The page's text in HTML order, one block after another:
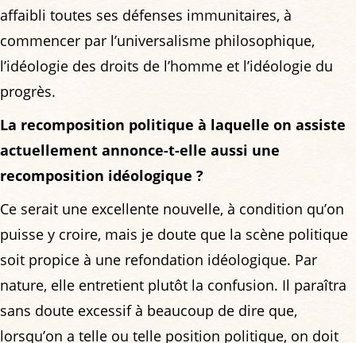
affaibli toutes ses défenses immunitaires, à
commencer par l’universalisme philosophique,
l’idéologie des droits de l’homme et l’idéologie du
progrès.
La recomposition politique à laquelle on assiste
actuellement annonce-t-elle aussi une
recomposition idéologique ?
Ce serait une excellente nouvelle, à condition qu’on
puisse y croire, mais je doute que la scène politique
soit propice à une refondation idéologique. Par
nature, elle entretient plutôt la confusion. Il paraîtra
sans doute excessif à beaucoup de dire que,
lorsqu’on a telle ou telle position politique, on doit